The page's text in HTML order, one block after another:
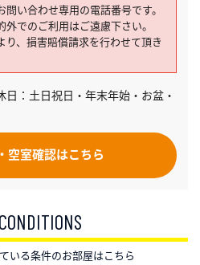
い合わせ専用の電話番号です。
でのご利用はご遠慮下さい。
、損害賠償請求を行わせて頂き
：土日祝日・年末年始・お盆・
空室確認はこちら
いる条件のお部屋はこちら